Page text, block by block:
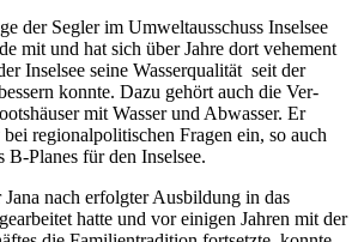
der Segler im Umweltausschuss Inselsee
mit und hat sich über Jahre dort vehement
Inselsee seine Wasserqualität seit der
konnte. Dazu gehört auch die Ver-
mit Wasser und Abwasser. Er
regionalpolitischen Fragen ein, so auch
Planes für den Inselsee.
nach erfolgter Ausbildung in das
hatte und vor einigen Jahren mit der